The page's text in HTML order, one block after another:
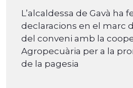
L’alcaldessa de Gavà ha
declaracions en el marc
del conveni amb la
Agropecuària per a la
de la pagesia